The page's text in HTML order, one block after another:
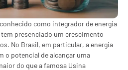
como integrador de energia
presenciado um crescimento
No Brasil, em particular, a energia
o potencial de alcançar uma
do que a famosa Usina